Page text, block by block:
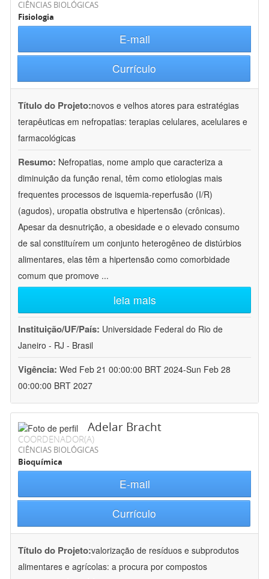
CIÊNCIAS BIOLÓGICAS
Fisiologia
E-mail
Currículo
Título do Projeto:novos e velhos atores para estratégias
terapêuticas em nefropatias: terapias celulares, acelulares e
farmacológicas
Resumo: Nefropatias, nome amplo que caracteriza a
diminuição da função renal, têm como etiologias mais
frequentes processos de isquemia-reperfusão (I/R)
(agudos), uropatia obstrutiva e hipertensão (crônicas).
Apesar da desnutrição, a obesidade e o elevado consumo
de sal constituírem um conjunto heterogêneo de distúrbios
alimentares, elas têm a hipertensão como comorbidade
comum que promove ...
leia mais
Instituição/UF/País: Universidade Federal do Rio de
Janeiro - RJ - Brasil
Vigência: Wed Feb 21 00:00:00 BRT 2024-Sun Feb 28
00:00:00 BRT 2027
Adelar Bracht
COORDENADOR(A)
CIÊNCIAS BIOLÓGICAS
Bioquímica
E-mail
Currículo
Título do Projeto:valorização de resíduos e subprodutos
alimentares e agrícolas: a procura por compostos